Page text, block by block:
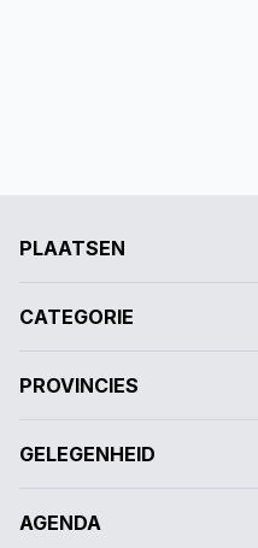
PLAATSEN
CATEGORIE
PROVINCIES
GELEGENHEID
AGENDA